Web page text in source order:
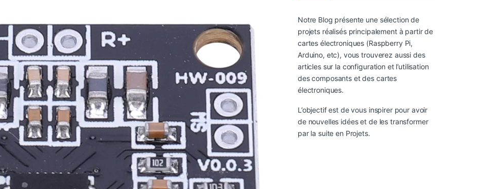
Notre Blog présente une sélection de
projets réalisés principalement à partir de
cartes électroniques (Raspberry Pi,
Arduino, etc), vous trouverez aussi des
articles sur la configuration et l’utilisation
des composants et des cartes
électroniques.
L’objectif est de vous inspirer pour avoir
de nouvelles idées et de les transformer
par la suite en Projets.